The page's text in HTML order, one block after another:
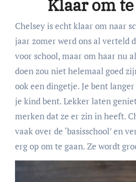
Klaar om
Chelsey is echt klaar om naar
jaar zomer werd ons al verteld
voor school, maar om haar nu
doen zou niet helemaal goed
ook een dingetje. Je bent
je kind bent. Lekker laten
merken dat ze er zin in heeft.
vaak over de ‘basisschool’ en
erg op om te gaan. Ze wordt